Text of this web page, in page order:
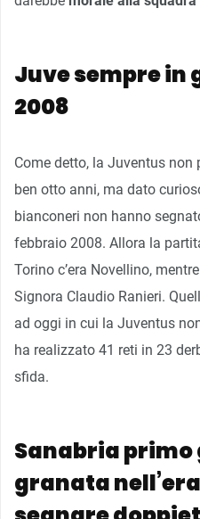
Juve sempre in
2008
Come detto, la Juventus non
ben otto anni, ma dato
bianconeri non hanno
febbraio 2008. Allora la
Torino c’era Novellino,
Signora Claudio Ranieri.
ad oggi in cui la Juventus
ha realizzato 41 reti in 23
sfida.
Sanabria
granata